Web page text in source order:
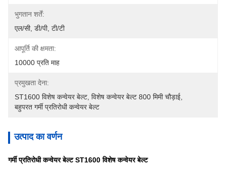
भुगतान शर्तें:
एल/सी, डी/पी, टी/टी
आपूर्ति की क्षमता:
10000 प्रति माह
प्रमुखता देना:
ST1600 विशेष कन्वेयर बेल्ट विशेष कन्वेयर बेल्ट 800 मिमी चौड़ाई
बहुपरत गर्मी प्रतिरोधी कन्वेयर बेल्ट
उत्पाद का वर्णन
गर्मी प्रतिरोधी कन्वेयर बेल्ट ST1600 विशेष कन्वेयर बेल्ट